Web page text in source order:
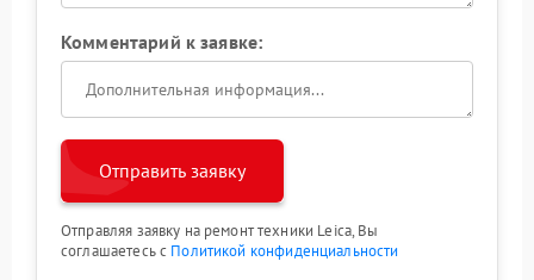
Комментарий к заявке:
Отправить заявку
Отправляя заявку на ремонт техники Leica, Вы
соглашаетесь с Политикой конфиденциальности